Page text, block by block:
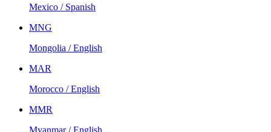
Mexico / Spanish
MNG
Mongolia / English
MAR
Morocco / English
MMR